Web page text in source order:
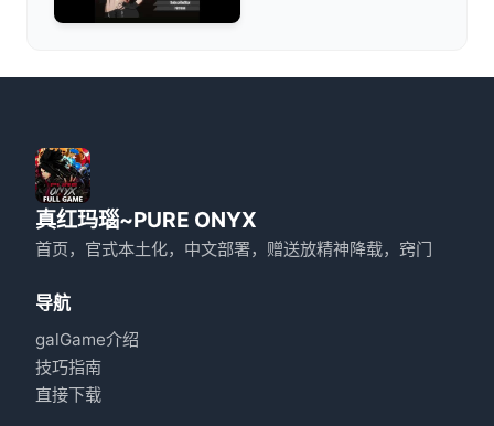
真红玛瑙~PURE ONYX
首页，官式本土化，中文部署，赠送放精神降载，窍门
导航
galGame介绍
技巧指南
直接下载